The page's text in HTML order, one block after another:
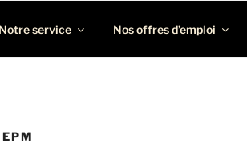
Notre service Nos offres d’emploi